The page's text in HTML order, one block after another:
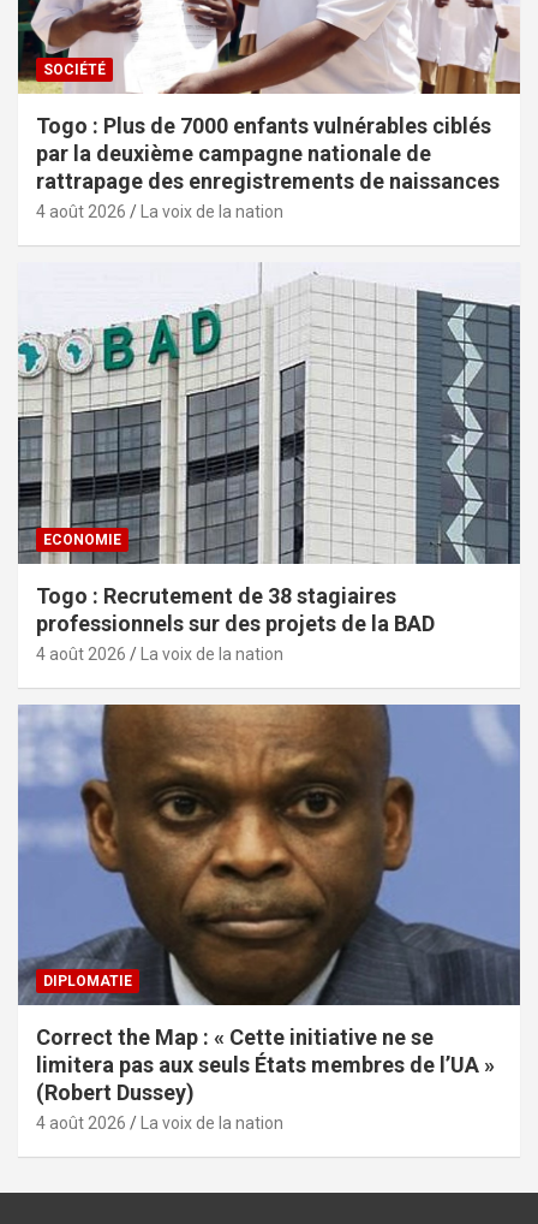
SOCIÉTÉ
Togo : Plus de 7000 enfants vulnérables ciblés
par la deuxième campagne nationale de
rattrapage des enregistrements de naissances
4 août 2026 La voix de la nation
ECONOMIE
Togo : Recrutement de 38 stagiaires
professionnels sur des projets de la BAD
4 août 2026 La voix de la nation
DIPLOMATIE
Correct the Map : « Cette initiative ne se
limitera pas aux seuls États membres de l’UA »
(Robert Dussey)
4 août 2026 La voix de la nation